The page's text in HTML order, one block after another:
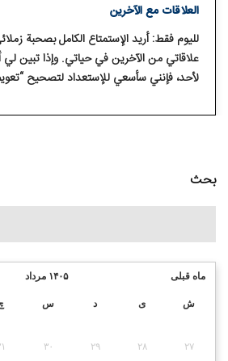
العلاقات مع الآخرين
لليوم فقط: أريد الإستمتاع الكامل بصحبة
علاقاتي من الآخرين في حياتي. وإذا تبين
لأحد، فإنني سأسعي للإستعداد لتصحيح
بحث
۱۴۰۵ مرداد ماه قبلی
ش ی د س
۲۷ ۲۸ ۲۹ ۳۰